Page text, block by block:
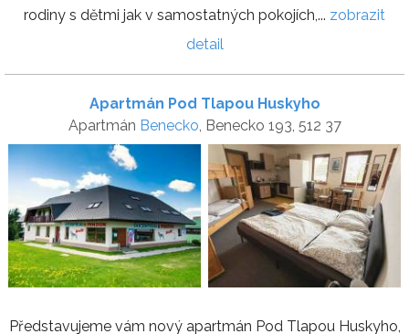
rodiny s dětmi jak v samostatných pokojích,... zobrazit
detail
Apartmán Pod Tlapou Huskyho
Apartmán Benecko, Benecko 193, 512 37
Představujeme vám nový apartmán Pod Tlapou Huskyho,